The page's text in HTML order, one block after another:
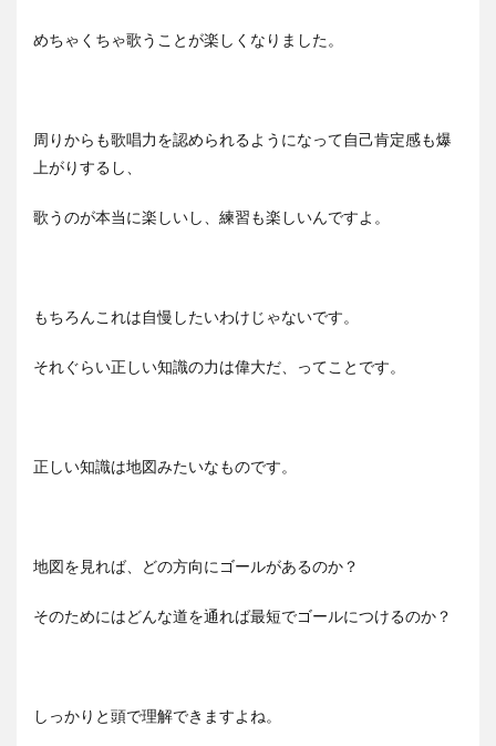
めちゃくちゃ歌うことが楽しくなりました。
周りからも歌唱力を認められるようになって自己肯定感も爆
上がりするし、
歌うのが本当に楽しいし、練習も楽しいんですよ。
もちろんこれは自慢したいわけじゃないです。
それぐらい正しい知識の力は偉大だ、ってことです。
正しい知識は地図みたいなものです。
地図を見れば、どの方向にゴールがあるのか？
そのためにはどんな道を通れば最短でゴールにつけるのか？
しっかりと頭で理解できますよね。